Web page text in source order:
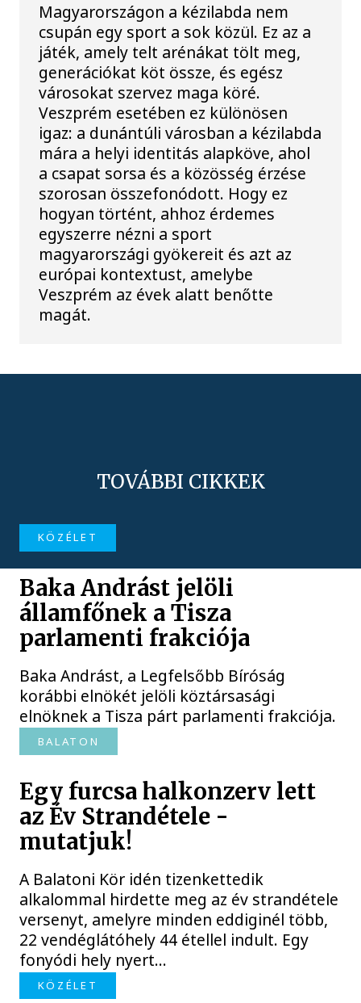
Magyarországon a kézilabda nem
csupán egy sport a sok közül. Ez az a
játék, amely telt arénákat tölt meg,
generációkat köt össze, és egész
városokat szervez maga köré.
Veszprém esetében ez különösen
igaz: a dunántúli városban a kézilabda
mára a helyi identitás alapköve, ahol
a csapat sorsa és a közösség érzése
szorosan összefonódott. Hogy ez
hogyan történt, ahhoz érdemes
egyszerre nézni a sport
magyarországi gyökereit és azt az
európai kontextust, amelybe
Veszprém az évek alatt benőtte
magát.
TOVÁBBI CIKKEK
KÖZÉLET
Baka Andrást jelöli
államfőnek a Tisza
parlamenti frakciója
Baka Andrást, a Legfelsőbb Bíróság
korábbi elnökét jelöli köztársasági
elnöknek a Tisza párt parlamenti frakciója.
BALATON
Egy furcsa halkonzerv lett
az Év Strandétele -
mutatjuk!
A Balatoni Kör idén tizenkettedik
alkalommal hirdette meg az év strandétele
versenyt, amelyre minden eddiginél több,
22 vendéglátóhely 44 étellel indult. Egy
fonyódi hely nyert...
KÖZÉLET